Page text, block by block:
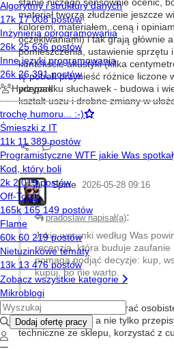
stanie niczego sensownie ocenić,
materiał tworzą złudzenie jeszcze
kolorem, materiałem, ceną i
oczekiwaniami) i tak grają głównie
pomieszczenia, ustawienie sprzętu i
kontekście akustyki (kilka
tę potrafi przynieść różnice liczone
przypadku słuchawek - budowa i
kształt uszu i drobne zmiany w
Spine 2026-05-28 09:16
pradoslaw napisał(a):
Jakie warunki według Was
recenzja, która buduje zaufanie
pomaga podjąć decyzje: kup,
kupuj, bo nie warto.
Recenzja powinna zawierać
testy/benchmark, a nie tylko
techniczne ze sklepu, korzystać z